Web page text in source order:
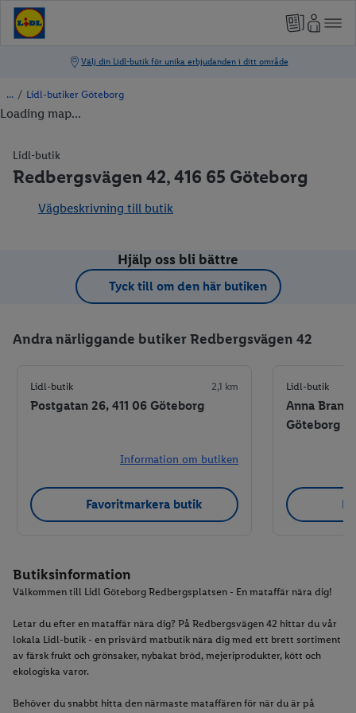
/ Lidl-butiker Göteborg
Loading map...
Lidl-butik
Redbergsvägen 42, 416 65 Göteborg
Vägbeskrivning till butik
Hjälp oss bli bättre
Tyck till om den här butiken
Andra närliggande butiker Redbergsvägen 42
Lidl-butik 2,1 km
Postgatan 26, 411 06 Göteborg
Information om butiken
Favoritmarkera butik
Lidl-butik
Anna
Göteborg
Butiksinformation
Välkommen till Lidl Göteborg Redbergsplatsen - En mataffär nära dig!
Letar du efter en mataffär nära dig? På Redbergsvägen 42 hittar du vår
lokala Lidl-butik - en prisvärd matbutik nära dig med ett brett sortiment
av färsk frukt och grönsaker, nybakat bröd, mejeriprodukter, kött och
ekologiska varor.
Behöver du snabbt hitta den närmaste mataffären för när du är på